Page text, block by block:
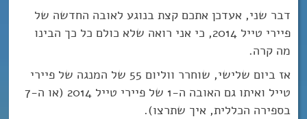
דבר שני, אעדכן אתכם קצת בנוגע לאובה החדשה של
פיירי טייל 2014, כי אני רואה שלא כולם כל כך הבינו
מה קרה.
אז ביום שלישי, שוחרר ווליום 55 של המנגה של פיירי
טייל ואיתו גם האובה ה-1 של פיירי טייל 2014 (או ה-7
בספירה הכללית, איך שתרצו).